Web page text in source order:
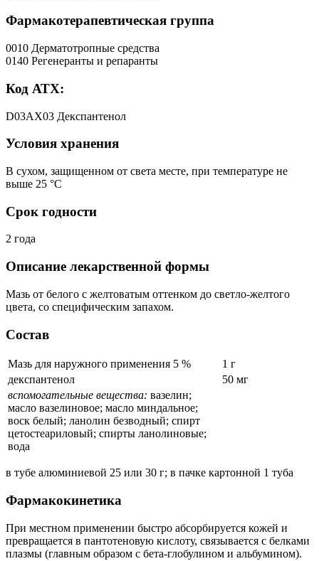
Фармакотерапевтическая группа
0010 Дерматотропные средства
0140 Регенеранты и репаранты
Код АТХ:
D03AX03 Декспантенол
Условия хранения
В сухом, защищенном от света месте, при температуре не
выше 25 °C
Срок годности
2 года
Описание лекарственной формы
Мазь от белого с желтоватым оттенком до светло-желтого
цвета, со специфическим запахом.
Состав
Мазь для наружного применения 5 %
1 г
декспантенол
50 мг
вспомогательные вещества: вазелин;
масло вазелиновое; масло миндальное;
воск белый; ланолин безводный; спирт
цетостеариловый; спирты ланолиновые;
вода
в тубе алюминиевой 25 или 30 г; в пачке картонной 1 туба
Фармакокинетика
При местном применении быстро абсорбируется кожей и
превращается в пантотеновую кислоту, связывается с белками
плазмы (главным образом с бета-глобулином и альбумином).